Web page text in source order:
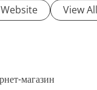
View
магазин